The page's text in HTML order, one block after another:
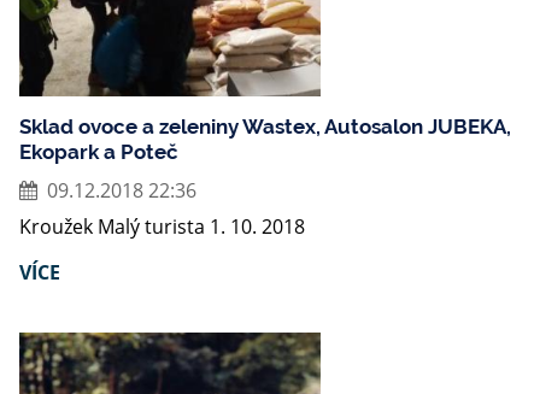
Sklad ovoce a zeleniny Wastex, Autosalon JUBEKA,
Ekopark a Poteč
09.12.2018 22:36
Kroužek Malý turista 1. 10. 2018
VÍCE